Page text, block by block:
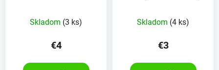
Skladom (3 ks)
€4
Skladom (4 ks)
€3